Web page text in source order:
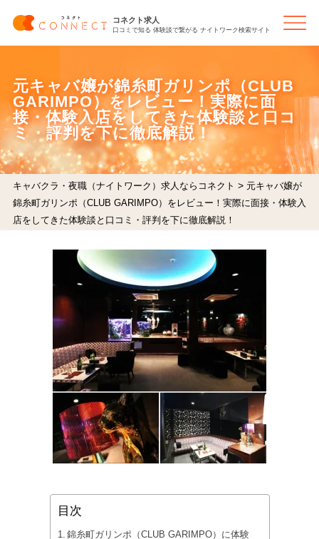
コネクト求人
口コミで知る 体験談で繋がる ナイトワーク検索サイト
元キャバ嬢が錦糸町ガリンポ（CLUB
GARIMPO）をレビュー！実際に面
接・体験入店をしてきた体験談と口コ
ミ・評判を下に徹底解説！
キャバクラ・夜職（ナイトワーク）求人ならコネクト > 元キャバ嬢が
錦糸町ガリンポ（CLUB GARIMPO）をレビュー！実際に面接・体験入
店をしてきた体験談と口コミ・評判を下に徹底解説！
目次
錦糸町ガリンポ（CLUB GARIMPO）に体験